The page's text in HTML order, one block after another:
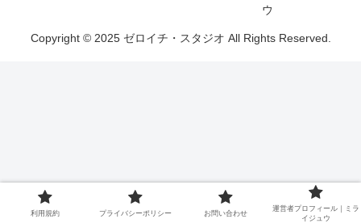
ウ
Copyright © 2025 ゼロイチ・スタジオ All Rights Reserved.
利用規約 プライバシーポリシー お問い合わせ
運営者プロフィール｜ミラ
イジュウ